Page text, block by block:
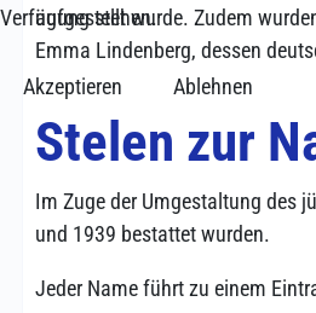
aufgestellt wurde. Zudem
Emma Lindenberg, dessen
Stelen zur
Im Zuge der Umgestaltung des
und 1939 bestattet wurden.
Jeder Name führt zu einem
Verfügung stehen.
Akzeptieren
Ablehnen